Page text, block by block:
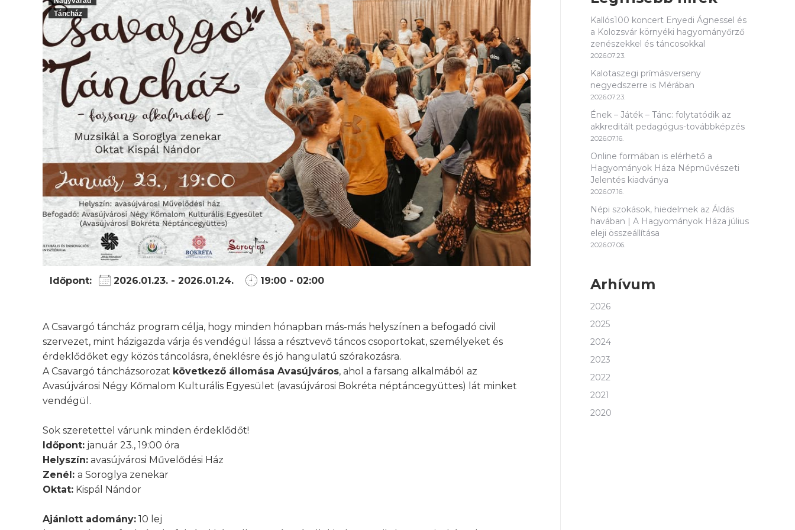
Táncház
Időpont: 2026.01.23. - 2026.01.24. 19:00 - 02:00
A Csavargó táncház program célja, hogy minden hónapban más-más helyszínen a befogadó civil
szervezet, mint házigazda várja és vendégül lássa a résztvevő táncos csoportokat, személyeket és
érdeklődőket egy közös táncolásra, éneklésre és jó hangulatú szórakozásra.
A Csavargó táncházsorozat következő állomása Avasújváros, ahol a farsang alkalmából az
Avasújvárosi Négy Kőmalom Kulturális Egyesület (avasújvárosi Bokréta néptáncegyüttes) lát minket
vendégül.
Sok szeretettel várunk minden érdeklődőt!
Időpont: január 23., 19:00 óra
Helyszín: avasújvárosi Művelődési Ház
Zenél: a Soroglya zenekar
Oktat: Kispál Nándor
Ajánlott adomány: 10 lej
Kallós100 koncert Enyedi Ágnessel és
a Kolozsvár környéki hagyományőrző
zenészekkel és táncosokkal
2026.07.23.
Kalotaszegi prímásverseny
negyedszerre is Mérában
2026.07.23.
Ének – Játék – Tánc: folytatódik az
akkreditált pedagógus-továbbképzés
2026.07.16.
Online formában is elérhető a
Hagyományok Háza Népművészeti
Jelentés kiadványa
2026.07.16.
Népi szokások, hiedelmek az Áldás
havában | A Hagyományok Háza július
eleji összeállítása
2026.07.06.
Arhívum
2026
2025
2024
2023
2022
2021
2020